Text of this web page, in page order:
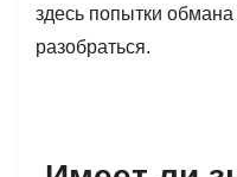
здесь попытки
разобраться.